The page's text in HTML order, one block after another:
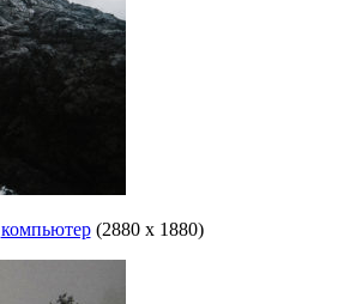
компьютер(2880 x 1880)